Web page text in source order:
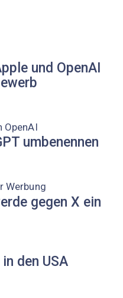
und OpenAI
OpenAI
umbenennen
Werbung
gegen X ein
den USA